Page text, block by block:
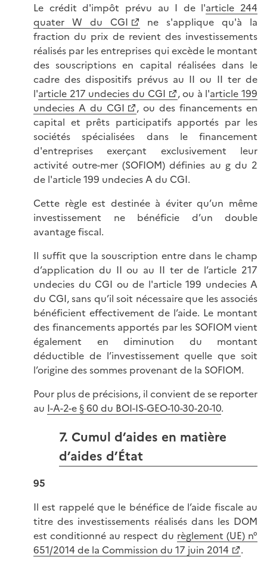
Le crédit d'impôt prévu au I de l'article 244
quater W du CGI
ne s'applique qu'à la
fraction du prix de revient des investissements
réalisés par les entreprises qui excède le montant
des souscriptions en capital réalisées dans le
cadre des dispositifs prévus au II ou II ter de
l'article 217 undecies du CGI , ou à l'article 199
undecies A du CGI
, ou des financements en
capital et prêts participatifs apportés par les
sociétés spécialisées dans le financement
d'entreprises exerçant exclusivement leur
activité outre-mer (SOFIOM) définies au g du 2
de l'article 199 undecies A du CGI.
Cette règle est destinée à éviter qu’un même
investissement ne bénéficie d’un double
avantage fiscal.
Il suffit que la souscription entre dans le champ
d’application du II ou au II ter de l’article 217
undecies du CGI ou de l'article 199 undecies A
du CGI, sans qu’il soit nécessaire que les associés
bénéficient effectivement de l’aide. Le montant
des financements apportés par les SOFIOM vient
également en diminution du montant
déductible de l’investissement quelle que soit
l’origine des sommes provenant de la SOFIOM.
Pour plus de précisions, il convient de se reporter
au I-A-2-e § 60 du BOI-IS-GEO-10-30-20-10.
7. Cumul d’aides en matière
d’aides d’État
95
Il est rappelé que le bénéfice de l’aide fiscale au
titre des investissements réalisés dans les DOM
est conditionné au respect du règlement (UE) n°
651/2014 de la Commission du 17 juin 2014
.